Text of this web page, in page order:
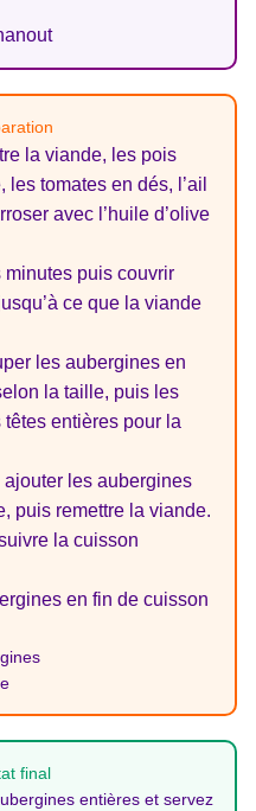
la viande, les pois
tomates en dés, l’ail
avec l’huile d’olive
puis couvrir
ce que la viande
les aubergines en
la taille, puis les
entières pour la
les aubergines
puis remettre la viande.
la cuisson
en fin de cuisson
final
entières et servez